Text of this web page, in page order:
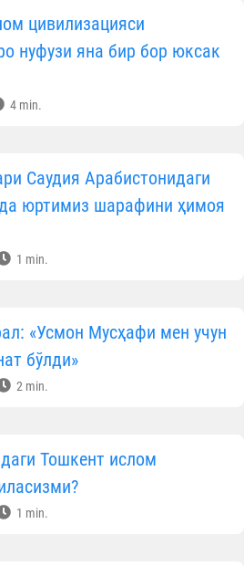
цивилизацияси
нуфузи яна бир бор юксак
4 min.
Саудия Арабистонидаги
юртимиз шарафини ҳимоя
1 min.
«Усмон Мусҳафи мен учун
бўлди»
2 min.
Тошкент ислом
1 min.